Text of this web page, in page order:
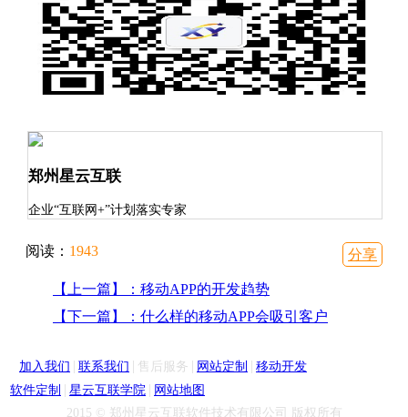
郑州星云互联
企业“互联网+”计划落实专家
阅读： 1943 分享
【上一篇】：移动APP的开发趋势
【下一篇】：什么样的移动APP会吸引客户
加入我们 | 联系我们 | 售后服务 | 网站定制 | 移动开发
软件定制 | 星云互联学院 | 网站地图
2015 © 郑州星云互联软件技术有限公司 版权所有